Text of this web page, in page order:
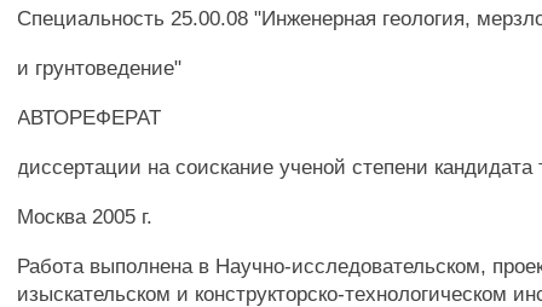
Специальность 25.00.08 "Инженерная геология,
и грунтоведение"
АВТОРЕФЕРАТ
диссертации на соискание ученой степени кандидата
Москва 2005 г.
Работа выполнена в Научно-исследовательском,
изыскательском и конструкторско-технологическом